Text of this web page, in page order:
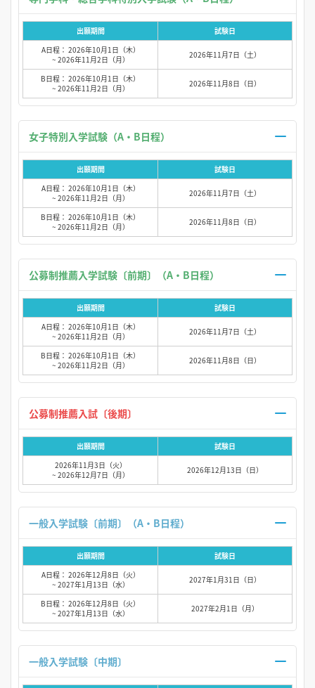
出願期間
試験日
A日程： 2026年10月1日（木）
~ 2026年11月2日（月）
2026年11月7日（土）
B日程： 2026年10月1日（木）
~ 2026年11月2日（月）
2026年11月8日（日）
出願期間
試験日
A日程： 2026年10月1日（木）
~ 2026年11月2日（月）
2026年11月7日（土）
B日程： 2026年10月1日（木）
~ 2026年11月2日（月）
2026年11月8日（日）
出願期間
試験日
A日程： 2026年10月1日（木）
~ 2026年11月2日（月）
2026年11月7日（土）
B日程： 2026年10月1日（木）
~ 2026年11月2日（月）
2026年11月8日（日）
出願期間
試験日
2026年11月3日（火）
~ 2026年12月7日（月）
2026年12月13日（日）
出願期間
試験日
A日程： 2026年12月8日（火）
~ 2027年1月13日（水）
2027年1月31日（日）
B日程： 2026年12月8日（火）
~ 2027年1月13日（水）
2027年2月1日（月）